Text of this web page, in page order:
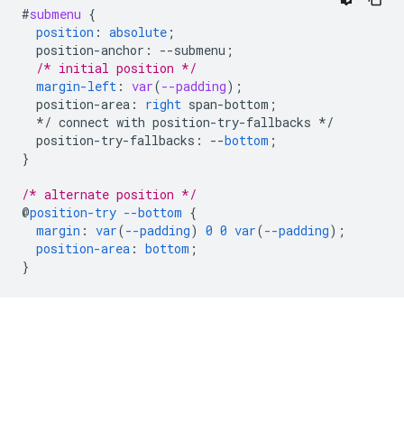
#submenu {
position : absolute ;
position-anchor : --submenu ;
/* initial position */
margin-left : var(--padding);
position-area : right span-bottom ;
*/ connect with position-try-fallbacks */
position-try-fallbacks : --bottom ;
}
/* alternate position */
@position-try --bottom {
margin : var(--padding) 0 0 var(--padding);
position-area : bottom ;
}